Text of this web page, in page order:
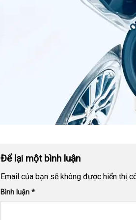
Để lại một bình luận
Email của bạn sẽ không được hiển thị
Bình luận *